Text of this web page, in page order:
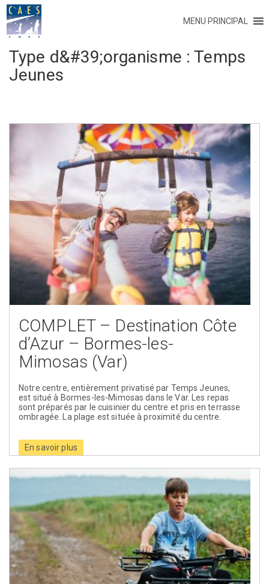
MENU PRINCIPAL
Type d&#39;organisme :Temps
Jeunes
COMPLET – Destination Côte
d’Azur – Bormes-les-
Mimosas (Var)
Notre centre, entièrement privatisé par Temps Jeunes,
est situé à Bormes-les-Mimosas dans le Var. Les repas
sont préparés par le cuisinier du centre et pris en terrasse
ombragée. La plage est située à proximité du centre.
En savoir plus